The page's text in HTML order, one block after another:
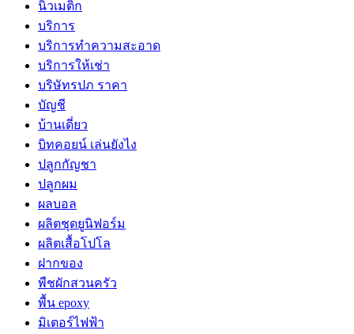
นิวเมติก
บริการ
บริการทำความสะอาด
บริการให้เช่า
บริษัทรปภ ราคา
บัญชี
บ้านเดี่ยว
บิทคอยน์ เล่นยังไง
ปลูกกัญชา
ปลูกผม
ผลบอล
ผลิตชุดยูนิฟอร์ม
ผลิตเสื้อโปโล
ฝากของ
พืชผักสวนครัว
พื้น epoxy
มิเตอร์ไฟฟ้า